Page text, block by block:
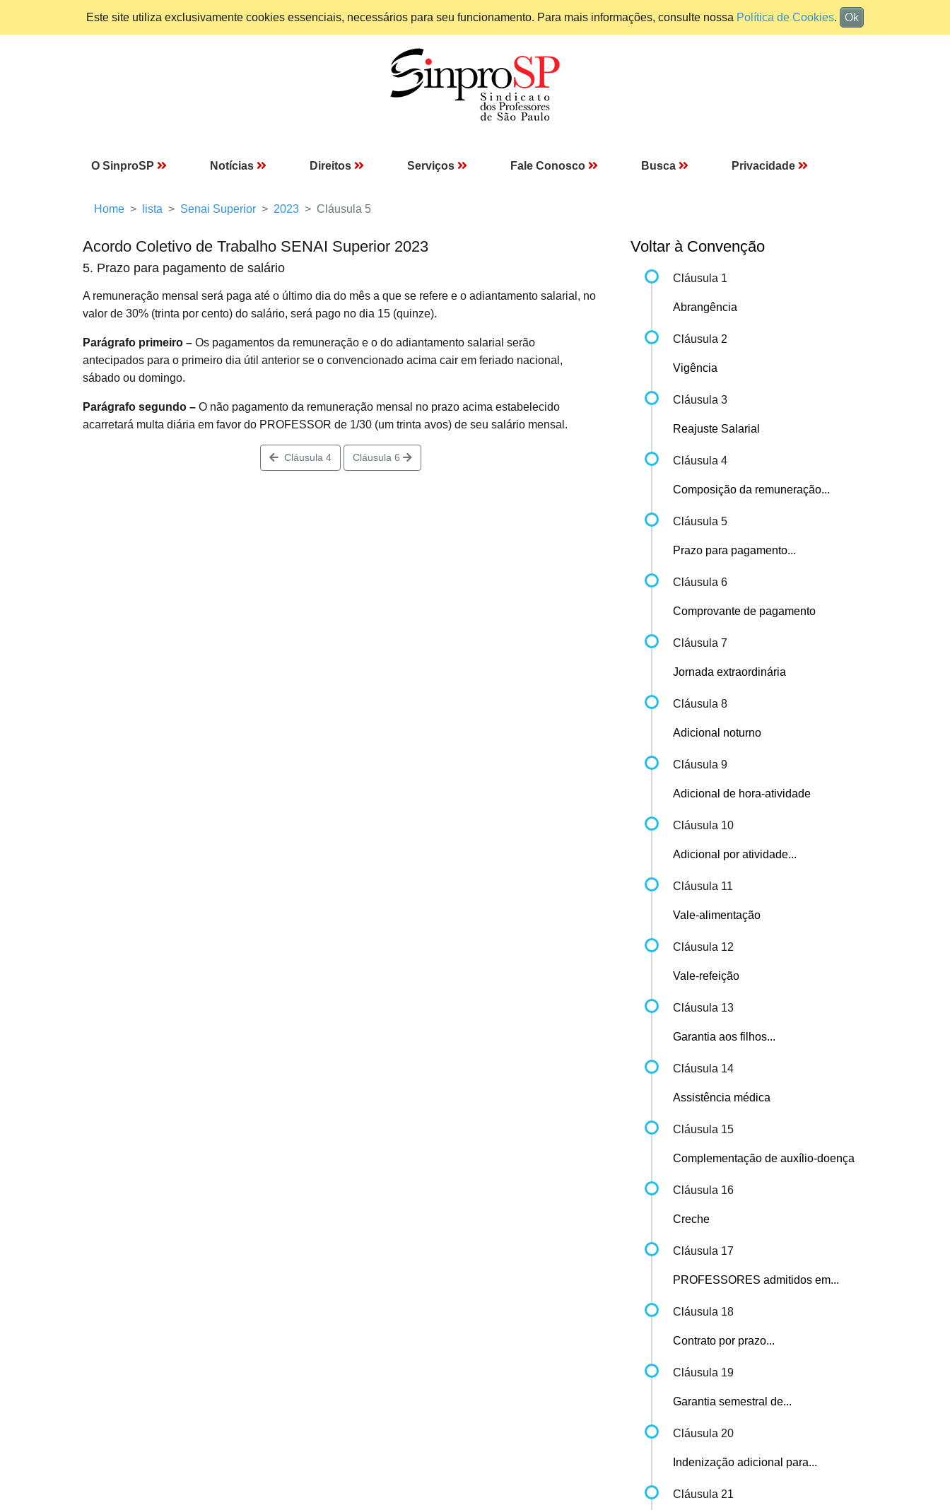
Este site utiliza exclusivamente cookies essenciais, necessários para seu funcionamento. Para mais informações, consulte nossa Política de Cookies. Ok
O SinproSP Notícias Direitos Serviços Fale Conosco Busca Privacidade
Home lista Senai Superior 2023 Cláusula 5
Acordo Coletivo de Trabalho SENAI Superior 2023
5. Prazo para pagamento de salário
A remuneração mensal será paga até o último dia do mês a que se refere e o adiantamento salarial, no
valor de 30% (trinta por cento) do salário, será pago no dia 15 (quinze).
Parágrafo primeiro – Os pagamentos da remuneração e o do adiantamento salarial serão
antecipados para o primeiro dia útil anterior se o convencionado acima cair em feriado nacional,
sábado ou domingo.
Parágrafo segundo – O não pagamento da remuneração mensal no prazo acima estabelecido
acarretará multa diária em favor do PROFESSOR de 1/30 (um trinta avos) de seu salário mensal.
Cláusula 4 Cláusula 6
Voltar à Convenção
Cláusula 1
Abrangência
Cláusula 2
Vigência
Cláusula 3
Reajuste Salarial
Cláusula 4
Composição da remuneração...
Cláusula 5
Prazo para pagamento...
Cláusula 6
Comprovante de pagamento
Cláusula 7
Jornada extraordinária
Cláusula 8
Adicional noturno
Cláusula 9
Adicional de hora-atividade
Cláusula 10
Adicional por atividade...
Cláusula 11
Vale-alimentação
Cláusula 12
Vale-refeição
Cláusula 13
Garantia aos filhos...
Cláusula 14
Assistência médica
Cláusula 15
Complementação de auxílio-doença
Cláusula 16
Creche
Cláusula 17
PROFESSORES admitidos em...
Cláusula 18
Contrato por prazo...
Cláusula 19
Garantia semestral de...
Cláusula 20
Indenização adicional para...
Cláusula 21